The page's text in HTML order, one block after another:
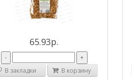
65.93р.
-
+
В закладки
В корзину